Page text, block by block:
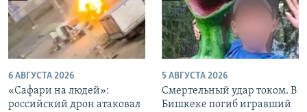
6 АВГУСТА 2026
«Cафари на людей»:
российский дрон атаковал
5 АВГУСТА 2026
Смертельный удар током. В
Бишкеке погиб игравший